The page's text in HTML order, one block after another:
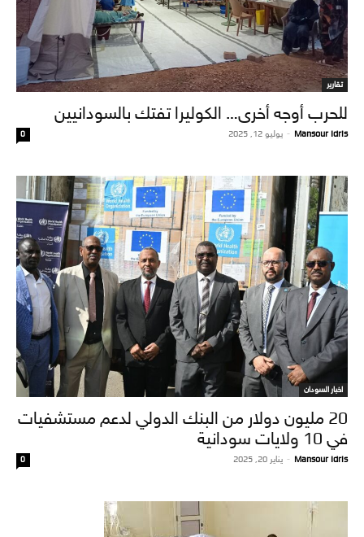
تقارير
للحرب أوجه أخرى… الكوليرا تفتك بالسودانيين
Mansour Idris
- يوليو 12, 2025 0
اخبار السودان
20 مليون دولار من البنك الدولي لدعم مستشفيات
في 10 ولايات سودانية
Mansour Idris
- يناير 20, 2025 0